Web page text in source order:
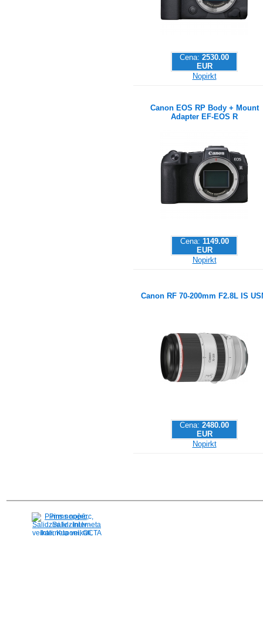
Cena: 2530.00
EUR
Nopirkt
Canon EOS RP Body + Mount
Adapter EF-EOS R
Cena: 1149.00
EUR
Nopirkt
Canon RF 70-200mm F2.8L IS
Cena: 2480.00
EUR
Nopirkt
Pirms nopērc,
Salidzini.lv - Interneta
veikali, Kuponi, OCTA